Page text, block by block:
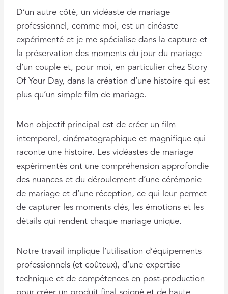
D’un autre côté, un vidéaste de mariage
professionnel, comme moi, est un cinéaste
expérimenté et je me spécialise dans la capture et
la préservation des moments du jour du mariage
d’un couple et, pour moi, en particulier chez Story
Of Your Day, dans la création d’une histoire qui est
plus qu’un simple film de mariage.
Mon objectif principal est de créer un film
intemporel, cinématographique et magnifique qui
raconte une histoire. Les vidéastes de mariage
expérimentés ont une compréhension approfondie
des nuances et du déroulement d’une cérémonie
de mariage et d’une réception, ce qui leur permet
de capturer les moments clés, les émotions et les
détails qui rendent chaque mariage unique.
Notre travail implique l’utilisation d’équipements
professionnels (et coûteux), d’une expertise
technique et de compétences en post-production